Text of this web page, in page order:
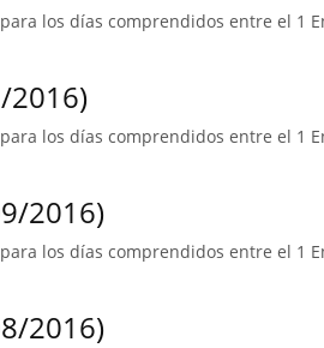
los días comprendidos entre el 1
2016)
los días comprendidos entre el 1
2016)
los días comprendidos entre el 1
2016)